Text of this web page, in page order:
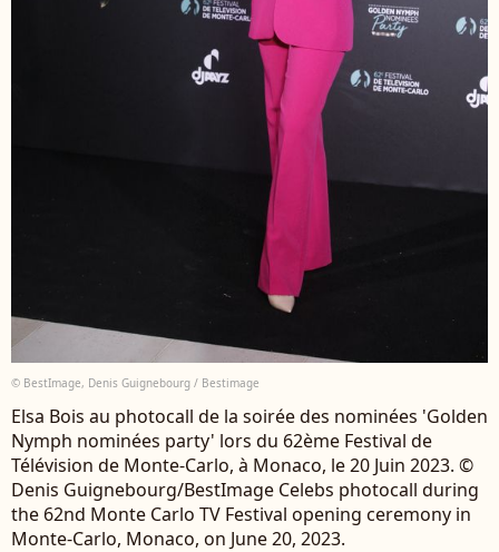
© BestImage, Denis Guignebourg / Bestimage
Elsa Bois au photocall de la soirée des nominées 'Golden
Nymph nominées party' lors du 62ème Festival de
Télévision de Monte-Carlo, à Monaco, le 20 Juin 2023. ©
Denis Guignebourg/BestImage Celebs photocall during
the 62nd Monte Carlo TV Festival opening ceremony in
Monte-Carlo, Monaco, on June 20, 2023.